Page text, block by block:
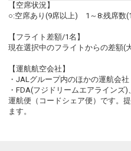
【空席状況】
○:空席あり(9席以上) 1～8:残席数
【フライト差額/1名】
現在選択中のフライトからの差額(
【運航航空会社】
・JALグループ内のほかの運航会
・FDA(フジドリームエアライン
運航便（コードシェア便）です。
ます。